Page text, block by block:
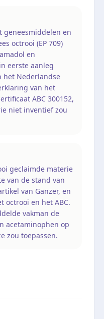
geneesmiddelen en
octrooi (EP 709)
en
eerste aanleg
het Nederlandse
van het
ABC 300152,
niet inventief zou
geclaimde materie
van de stand van
van Ganzer, en
octrooi en het ABC.
vakman de
acetaminophen op
zou toepassen.